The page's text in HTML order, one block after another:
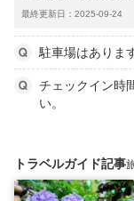
最終更新日：2025-09-24
駐車場はありま
チェックイン時
い。
トラベルガイド記事